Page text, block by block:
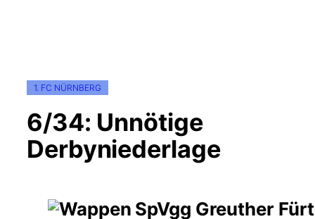
1. FC NÜRNBERG
6/34: Unnötige
Derbyniederlage